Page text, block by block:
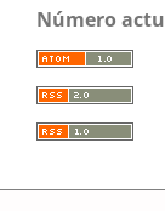
Número